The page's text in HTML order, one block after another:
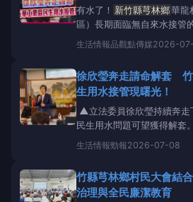
有水了！ 新竹縣芎林鄉華龍
區）長期面臨無自來水接管
業區，以致成為「三不管地
續奔走下，民生用水問題可
方案，將埋設管線、新增加
他方案，可
生活情報品觀點傳媒2026-
徐欣瑩奔走請命解套
生用水接管現曙光！
▲立法委員徐欣瑩持續奔走
民生用水問題可望獲得解套
供) 【勁報記者羅蔚舟/新竹
林鄉
華龍村、五龍村（五華
不管地帶」。在立法委員徐
問題可望獲得解
生活情報勁報2026-07-08
竹縣芎林鄉村民大會結
治理與全民廉潔教育